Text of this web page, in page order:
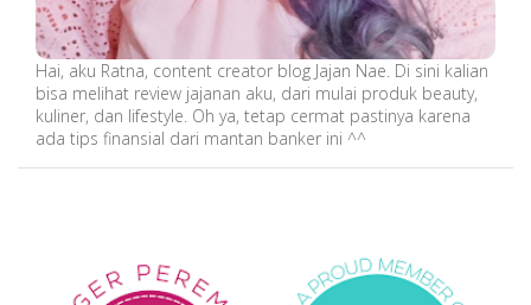
Hai, aku Ratna, content creator blog Jajan Nae. Di sini kalian
bisa melihat review jajanan aku, dari mulai produk beauty,
kuliner, dan lifestyle. Oh ya, tetap cermat pastinya karena
ada tips finansial dari mantan banker ini ^^